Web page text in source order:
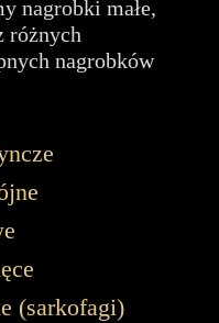
nagrobki małe,
różnych
nagrobków
(sarkofagi)